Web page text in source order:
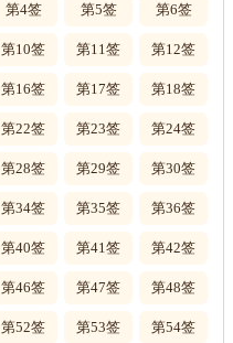
第4签 第5签 第6签
第10签 第11签 第12签
第16签 第17签 第18签
第22签 第23签 第24签
第28签 第29签 第30签
第34签 第35签 第36签
第40签 第41签 第42签
第46签 第47签 第48签
第52签 第53签 第54签